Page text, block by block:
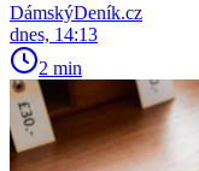
DámskýDeník.cz
dnes, 14:13
2 min